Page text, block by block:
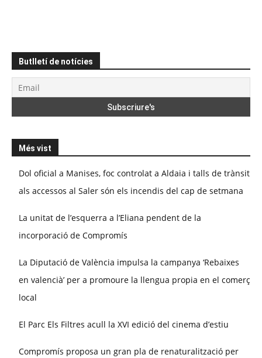
Butlletí de notícies
Més vist
Dol oficial a Manises, foc controlat a Aldaia i talls de trànsit
als accessos al Saler són els incendis del cap de setmana
La unitat de l’esquerra a l’Eliana pendent de la
incorporació de Compromís
La Diputació de València impulsa la campanya ‘Rebaixes
en valencià’ per a promoure la llengua propia en el comerç
local
El Parc Els Filtres acull la XVI edició del cinema d’estiu
Compromís proposa un gran pla de renaturalització per